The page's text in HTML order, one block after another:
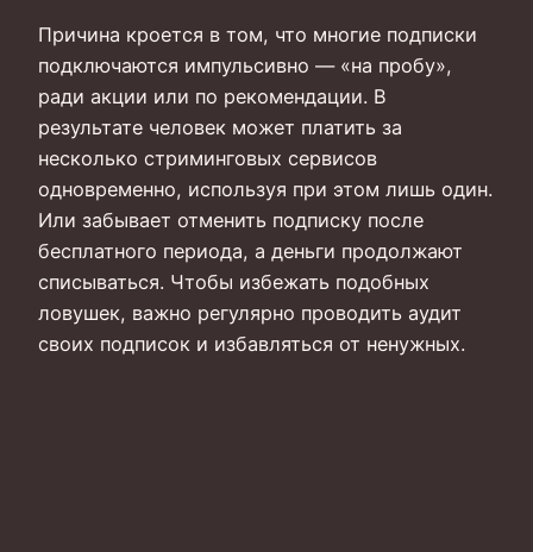
Причина кроется в том, что многие подписки
подключаются импульсивно — «на пробу»,
ради акции или по рекомендации. В
результате человек может платить за
несколько стриминговых сервисов
одновременно, используя при этом лишь один.
Или забывает отменить подписку после
бесплатного периода, а деньги продолжают
списываться. Чтобы избежать подобных
ловушек, важно регулярно проводить аудит
своих подписок и избавляться от ненужных.